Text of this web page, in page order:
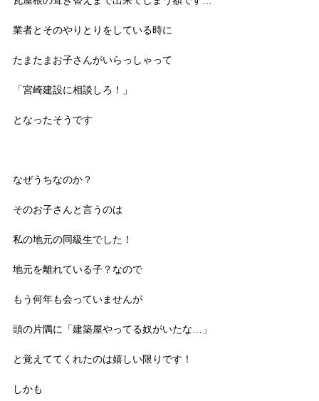
業者とそのやりとりをしている時に
たまたまお子さんがいらっしゃって
「宮崎建設に相談しろ！」
となったそうです
なぜうちなのか？
そのお子さんと言うのは
私の地元の同級生でした！
地元を離れている子？なので
もう何年も会っていませんが
頭の片隅に「建築屋やってる奴がいたな…」
と覚えててくれたのは嬉しい限りです！
しかも